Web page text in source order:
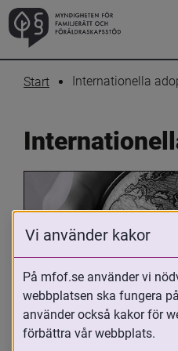
Start Internationella
Oavsett om du är
adoptivförälder eller
Vi använder kakor
På mfof.se använder vi
webbplatsen ska fungera
använder också kakor för
förbättra vår webbplats.